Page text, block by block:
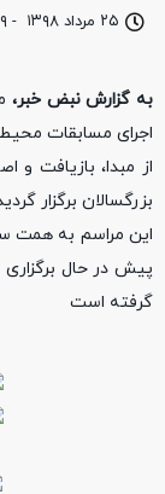
۲۵ مرداد ۱۳۹۸ -
به گزارش نبض خبر،
اجرای مسابقات
از مبدا، بازیافت و
بزرگسالان برگزار
این مراسم به همت
پیش در حال برگزاری
گرفته است